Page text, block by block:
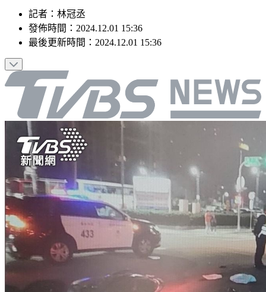
發佈時間：2024.12.01 15:36
最後更新時間：2024.12.01 15:36